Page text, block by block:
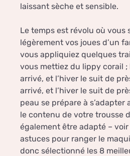
laissant sèche et sensible.
Le temps est révolu où vous
légèrement vos joues d’un
vous appliquiez quelques
vous mettiez du lippy corail ;
arrivé, et l’hiver le suit de
arrivé, et l’hiver le suit de
peau se prépare à s’adapter
le contenu de votre trousse
également être adapté – voir
astuces pour ranger le
donc sélectionné les 8